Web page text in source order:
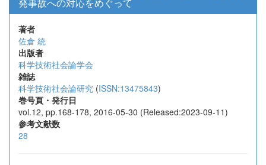
著者
佐倉 統
出版者
科学技術社会論学会
雑誌
科学技術社会論研究 (ISSN:13475843)
巻号頁・発行日
vol.12, pp.168-178, 2016-05-30 (Released:2023-09-11)
参考文献数
28